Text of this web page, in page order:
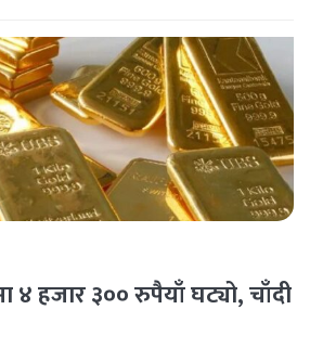
४ हजार ३०० रुपैयाँ घट्यो, चाँदी